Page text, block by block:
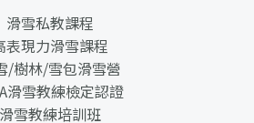
滑雪私教課程
表現力滑雪課程
/樹林/雪包滑雪營
滑雪教練檢定認證​
滑雪教練培訓班